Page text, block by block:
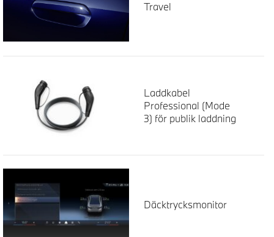
Travel
Laddkabel
Professional (Mode
3) för publik laddning
Däcktrycksmonitor